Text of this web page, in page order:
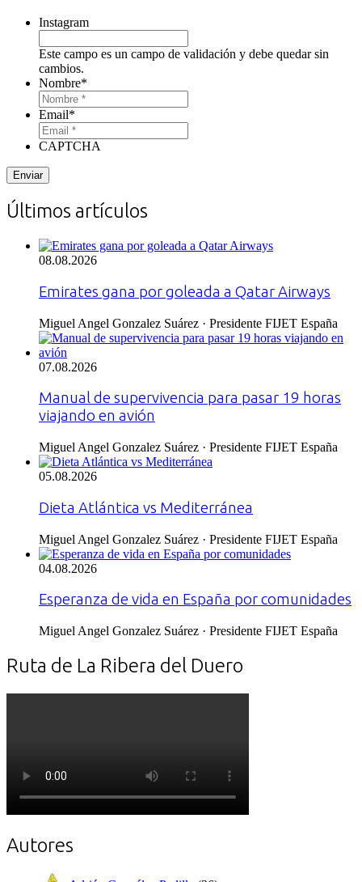
Instagram
Este campo es un campo de validación y debe quedar sin
cambios.
Nombre*
Email*
CAPTCHA
Últimos artículos
08.08.2026
Emirates gana por goleada a Qatar Airways
Miguel Angel Gonzalez Suárez · Presidente FIJET España
07.08.2026
Manual de supervivencia para pasar 19 horas
viajando en avión
Miguel Angel Gonzalez Suárez · Presidente FIJET España
05.08.2026
Dieta Atlántica vs Mediterránea
Miguel Angel Gonzalez Suárez · Presidente FIJET España
04.08.2026
Esperanza de vida en España por comunidades
Miguel Angel Gonzalez Suárez · Presidente FIJET España
Ruta de La Ribera del Duero
Autores